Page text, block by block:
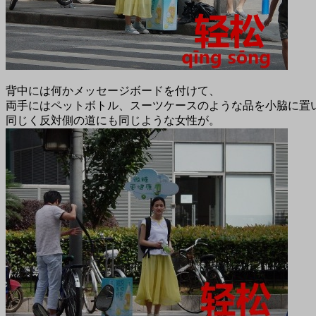
背中には何かメッセージボードを付けて、
両手にはペットボトル、スーツケースのような品を小脇に置
同じく反対側の道にも同じような女性が。